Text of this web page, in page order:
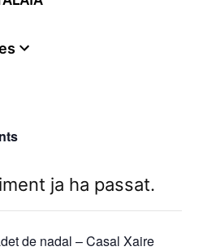
ja ha passat.
de nadal – Casal Xaire